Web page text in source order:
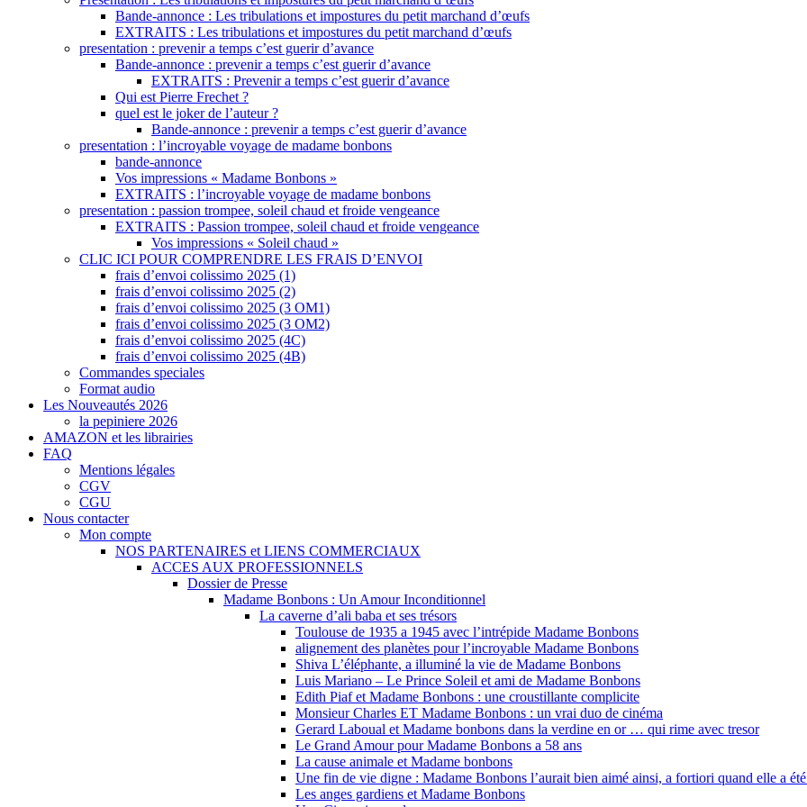
frais d’envoi colissimo 2025 (2)
frais d’envoi colissimo 2025 (3 OM1)
frais d’envoi colissimo 2025 (3 OM2)
frais d’envoi colissimo 2025 (4C)
frais d’envoi colissimo 2025 (4B)
Commandes speciales
ELECTRE : acces professionnel
place des libraires
les libraires.fr
Libraires ensemble
NOS PARTENAIRES LOINTAINS DANS LE MONDE
LES DECLINAISONS INTERNATIONALES
Bande-annonce : Les tribulations et impostures du petit marchand d’œufs
EXTRAITS : Les tribulations et impostures du petit marchand d’œufs
presentation : prevenir a temps c’est guerir d’avance
Bande-annonce : prevenir a temps c’est guerir d’avance
EXTRAITS : Prevenir a temps c’est guerir d’avance
Qui est Pierre Frechet ?
quel est le joker de l’auteur ?
Bande-annonce : prevenir a temps c’est guerir d’avance
presentation : l’incroyable voyage de madame bonbons
bande-annonce
Vos impressions « Madame Bonbons »
EXTRAITS : l’incroyable voyage de madame bonbons
presentation : passion trompee, soleil chaud et froide vengeance
EXTRAITS : Passion trompee, soleil chaud et froide vengeance
Vos impressions « Soleil chaud »
CLIC ICI POUR COMPRENDRE LES FRAIS D’ENVOI
frais d’envoi colissimo 2025 (1)
frais d’envoi colissimo 2025 (2)
frais d’envoi colissimo 2025 (3 OM1)
frais d’envoi colissimo 2025 (3 OM2)
frais d’envoi colissimo 2025 (4C)
frais d’envoi colissimo 2025 (4B)
Commandes speciales
Format audio
Les Nouveautés 2026
la pepiniere 2026
AMAZON et les librairies
FAQ
Mentions légales
CGV
CGU
Nous contacter
Mon compte
NOS PARTENAIRES et LIENS COMMERCIAUX
ACCES AUX PROFESSIONNELS
Dossier de Presse
Madame Bonbons : Un Amour Inconditionnel
La caverne d’ali baba et ses trésors
Toulouse de 1935 a 1945 avec l’intrépide Madame Bonbons
alignement des planètes pour l’incroyable Madame Bonbons
Shiva L’éléphante, a illuminé la vie de Madame Bonbons
Luis Mariano – Le Prince Soleil et ami de Madame Bonbons
Edith Piaf et Madame Bonbons : une croustillante complicite
Monsieur Charles ET Madame Bonbons : un vrai duo de cinéma
Gerard Laboual et Madame bonbons dans la verdine en or … qui rime avec tresor
Le Grand Amour pour Madame Bonbons a 58 ans
La cause animale et Madame bonbons
Une fin de vie digne : Madame Bonbons l’aurait bien aimé ainsi, a fortiori quand elle a
Les anges gardiens et Madame Bonbons